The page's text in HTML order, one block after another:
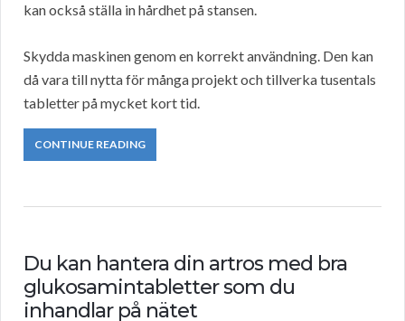
kan också ställa in hårdhet på stansen.
Skydda maskinen genom en korrekt användning. Den kan
då vara till nytta för många projekt och tillverka tusentals
tabletter på mycket kort tid.
CONTINUE READING
Du kan hantera din artros med bra
glukosamintabletter som du
inhandlar på nätet